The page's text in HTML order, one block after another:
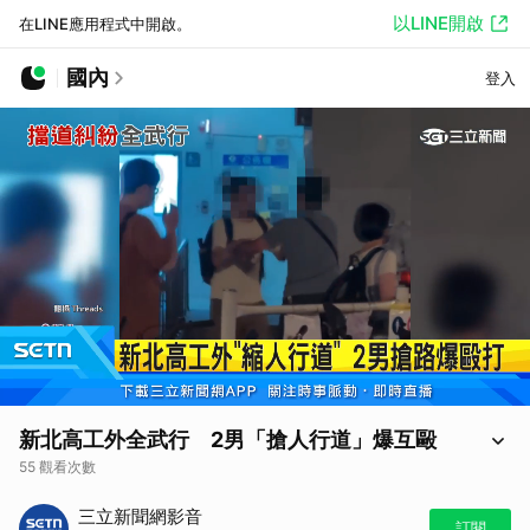
在LINE應用程式中開啟。 以LINE開啟
國內 登入
新北高工外全武行 2男「搶人行道」爆互毆
55 觀看次數
昨（16）日晚間7時許，2名男子在新北高工外打架，嚇到旁人紛紛閃
避，原來他們因為行走搶道才會起糾紛，因為現場正在進行捷運周遭道路
三立新聞網影音